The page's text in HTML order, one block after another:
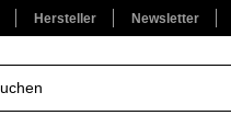
Hersteller Newsletter